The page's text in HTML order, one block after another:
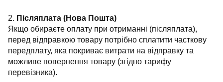
2. Післяплата (Нова Пошта)
Якщо обираєте оплату при отриманні (післяплата),
перед відправкою товару потрібно сплатити часткову
передплату, яка покриває витрати на відправку та
можливе повернення товару (згідно тарифу
перевізника).